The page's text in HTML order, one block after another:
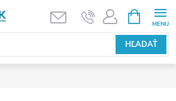
HĽADAŤ
KOŠÍK